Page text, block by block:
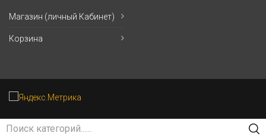
Магазин (личный Кабинет)
Корзина